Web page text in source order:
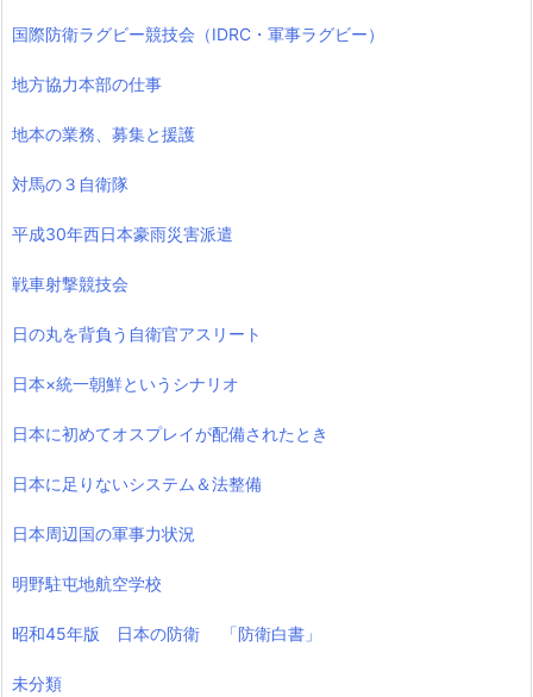
国際防衛ラグビー競技会（IDRC・軍事ラグビー）
地方協力本部の仕事
地本の業務、募集と援護
対馬の３自衛隊
平成30年西日本豪雨災害派遣
戦車射撃競技会
日の丸を背負う自衛官アスリート
日本×統一朝鮮というシナリオ
日本に初めてオスプレイが配備されたとき
日本に足りないシステム＆法整備
日本周辺国の軍事力状況
明野駐屯地航空学校
昭和45年版 日本の防衛 「防衛白書」
未分類